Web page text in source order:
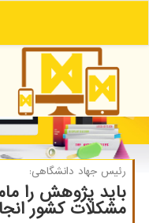
رئیس جهاد دانشگاهی:
باید پژوهش را
مشكلات كشور